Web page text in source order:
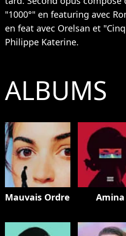
"1000°" en featuring avec
en feat avec Orelsan et
Philippe Katerine.
ALBUMS
Mauvais Ordre Amina